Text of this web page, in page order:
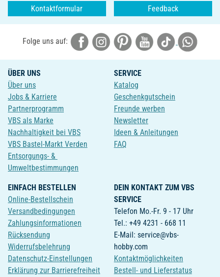
Kontaktformular Feedback
Folge uns auf:
ÜBER UNS
Über uns
Jobs & Karriere
Partnerprogramm
VBS als Marke
Nachhaltigkeit bei VBS
VBS Bastel-Markt Verden
Entsorgungs- &
Umweltbestimmungen
SERVICE
Katalog
Geschenkgutschein
Freunde werben
Newsletter
Ideen & Anleitungen
FAQ
EINFACH BESTELLEN
Online-Bestellschein
Versandbedingungen
Zahlungsinformationen
Rücksendung
Widerrufsbelehrung
Datenschutz-Einstellungen
Erklärung zur Barrierefreiheit
DEIN KONTAKT ZUM VBS
SERVICE
Telefon Mo.-Fr. 9 - 17 Uhr
Tel.: +49 4231 - 668 11
E-Mail: service@vbs-
hobby.com
Kontaktmöglichkeiten
Bestell- und Lieferstatus